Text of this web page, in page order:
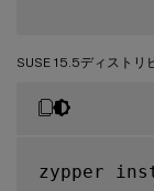
SUSE 15.5ディストリ
zypper